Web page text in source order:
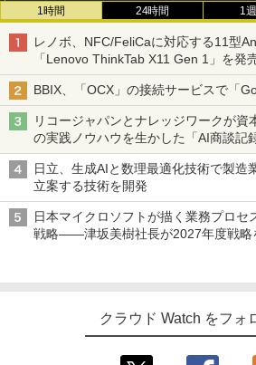
1時間 24時間 1
レノボ、NFC/FeliCaに対応する11型
「Lenovo ThinkTab X11 Gen 1」を発
BBIX、「OCX」の接続サービスで「
リコージャパンとナレッジワークが資
の実践ノウハウを生かした「AI商談記
日立、生成AIと数理最適化技術で製造
立案する技術を開発
日本マイクロソフトが描く業務プロセ
戦略――津坂美樹社長が2027年度戦略
クラウド Watch をフォ